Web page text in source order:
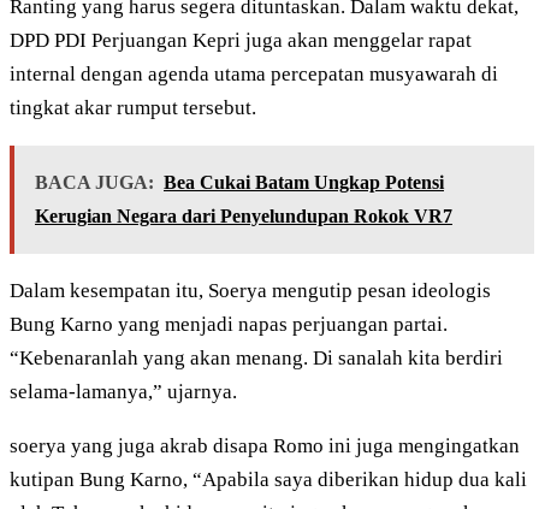
Ranting yang harus segera dituntaskan. Dalam waktu dekat,
DPD PDI Perjuangan Kepri juga akan menggelar rapat
internal dengan agenda utama percepatan musyawarah di
tingkat akar rumput tersebut.
BACA JUGA: Bea Cukai Batam Ungkap Potensi
Kerugian Negara dari Penyelundupan Rokok VR7
Dalam kesempatan itu, Soerya mengutip pesan ideologis
Bung Karno yang menjadi napas perjuangan partai.
“Kebenaranlah yang akan menang. Di sanalah kita berdiri
selama-lamanya,” ujarnya.
soerya yang juga akrab disapa Romo ini juga mengingatkan
kutipan Bung Karno, “Apabila saya diberikan hidup dua kali